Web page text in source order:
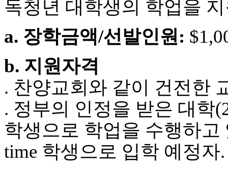
독청년 대학생의 학업을
a. 장학금액/선발인원:
b. 지원자격
. 찬양교회와 같이 건전한
. 정부의 인정을 받은 대학
학생으로 학업을 수행하고
time 학생으로 입학 예정자.